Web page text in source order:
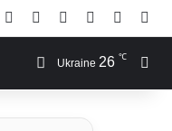
YouTubeInstagram
RSS Log In
Ukraine 26 ℃